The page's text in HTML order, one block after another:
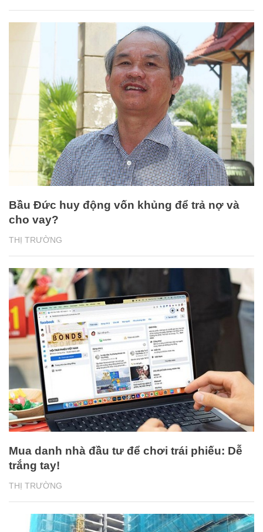
THỊ TRƯỜNG
Bầu Đức huy động vốn khủng để trả nợ và
cho vay?
THỊ TRƯỜNG
Mua danh nhà đầu tư để chơi trái phiếu: Dễ
trắng tay!